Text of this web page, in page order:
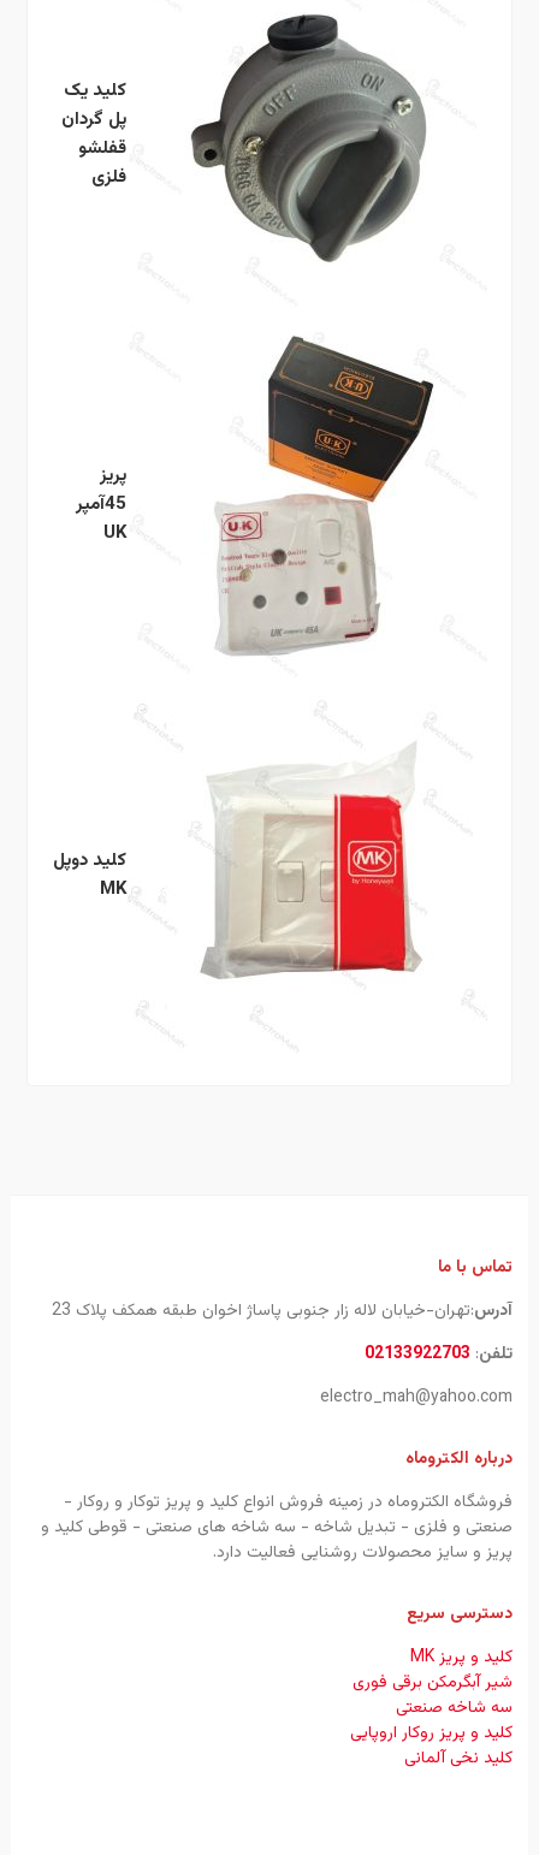
کلید یک
پل گردان
قفلشو
فلزی
پریز
45آمپر
UK
کلید دوپل
MK
تماس با ما
آدرس:تهران-خیابان لاله زار جنوبی پاساژ اخوان طبقه همکف پلاک 23
تلفن:
02133922703
electro_mah@yahoo.com
درباره الکتروماه
فروشگاه الکتروماه در زمینه فروش انواع کلید و پریز توکار و روکار -
صنعتی و فلزی - تبدیل شاخه - سه شاخه های صنعتی - قوطی کلید و
پریز و سایز محصولات روشنایی فعالیت دارد.
دسترسی سریع
کلید و پریز MK
شیر آبگرمکن برقی فوری
سه شاخه صنعتی
کلید و پریز روکار اروپایی
کلید نخی آلمانی